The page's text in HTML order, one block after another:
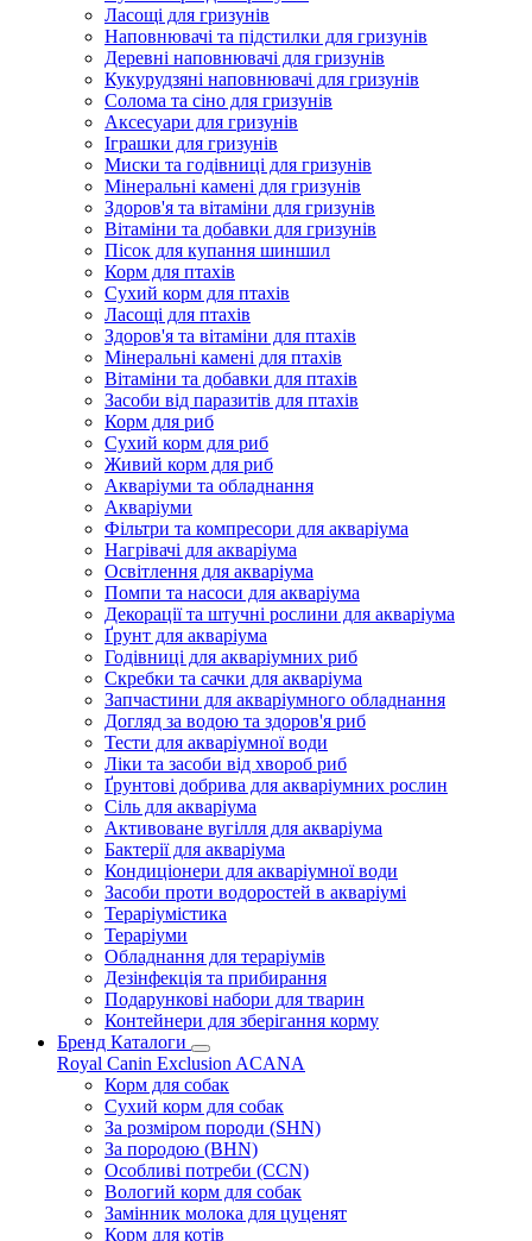
Ласощі для гризунів
Наповнювачі та підстилки для гризунів
Деревні наповнювачі для гризунів
Кукурудзяні наповнювачі для гризунів
Солома та сіно для гризунів
Аксесуари для гризунів
Іграшки для гризунів
Миски та годівниці для гризунів
Мінеральні камені для гризунів
Здоров'я та вітаміни для гризунів
Вітаміни та добавки для гризунів
Пісок для купання шиншил
Корм для птахів
Сухий корм для птахів
Ласощі для птахів
Здоров'я та вітаміни для птахів
Мінеральні камені для птахів
Вітаміни та добавки для птахів
Засоби від паразитів для птахів
Корм для риб
Сухий корм для риб
Живий корм для риб
Акваріуми та обладнання
Акваріуми
Фільтри та компресори для акваріума
Нагрівачі для акваріума
Освітлення для акваріума
Помпи та насоси для акваріума
Декорації та штучні рослини для акваріума
Ґрунт для акваріума
Годівниці для акваріумних риб
Скребки та сачки для акваріума
Запчастини для акваріумного обладнання
Догляд за водою та здоров'я риб
Тести для акваріумної води
Ліки та засоби від хвороб риб
Ґрунтові добрива для акваріумних рослин
Сіль для акваріума
Активоване вугілля для акваріума
Бактерії для акваріума
Кондиціонери для акваріумної води
Засоби проти водоростей в акваріумі
Тераріумістика
Тераріуми
Обладнання для тераріумів
Дезінфекція та прибирання
Подарункові набори для тварин
Контейнери для зберігання корму
Бренд Каталоги
Royal Canin Exclusion ACANA
Корм для собак
Сухий корм для собак
За розміром породи (SHN)
За породою (BHN)
Особливі потреби (CCN)
Вологий корм для собак
Замінник молока для цуценят
Корм для котів